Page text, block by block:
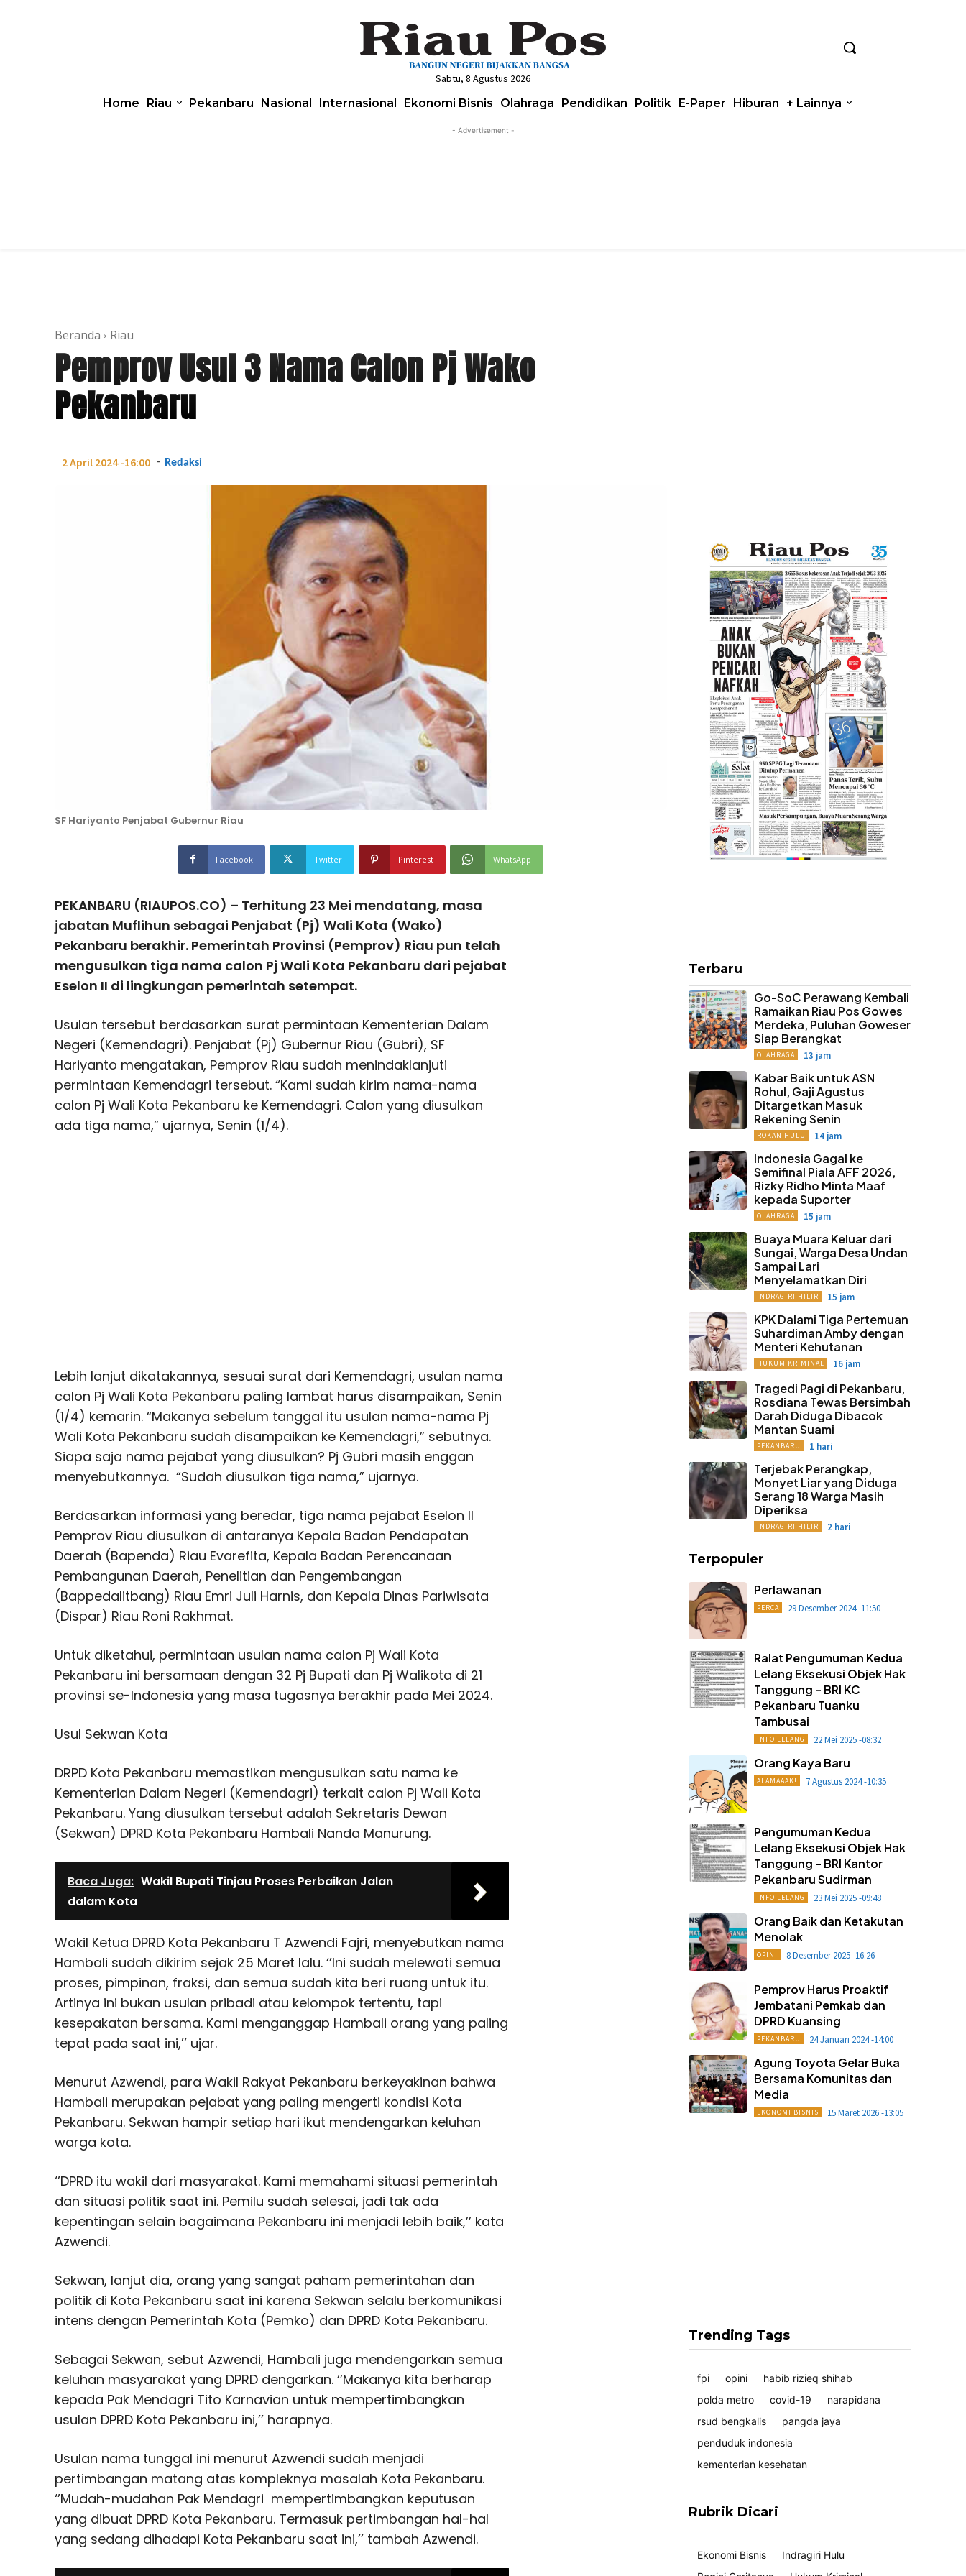
Sabtu, 8 Agustus 2026
Home Riau Pekanbaru Nasional Internasional Ekonomi Bisnis Olahraga Pendidikan Politik E-Paper Hiburan + Lainnya
- Advertisement -
Beranda Riau
Pemprov Usul 3 Nama Calon Pj Wako
Pekanbaru
2 April 2024 -16:00 - Redaksi
SF Hariyanto Penjabat Gubernur Riau
Facebook Twitter Pinterest WhatsApp
PEKANBARU (RIAUPOS.CO) – Terhitung 23 Mei mendatang, masa
jabatan Muflihun sebagai Penjabat (Pj) Wali Kota (Wako)
Pekanbaru berakhir. Pemerintah Provinsi (Pemprov) Riau pun telah
mengusulkan tiga nama calon Pj Wali Kota Pekanbaru dari pejabat
Eselon II di lingkungan pemerintah setempat.
Usulan tersebut berdasarkan surat permintaan Kementerian Dalam
Negeri (Kemendagri). Penjabat (Pj) Gubernur Riau (Gubri), SF
Hariyanto mengatakan, Pemprov Riau sudah menindaklanjuti
permintaan Kemendagri tersebut. “Kami sudah kirim nama-nama
calon Pj Wali Kota Pekanbaru ke Kemendagri. Calon yang diusulkan
ada tiga nama,” ujarnya, Senin (1/4).
Lebih lanjut dikatakannya, sesuai surat dari Kemendagri, usulan nama
calon Pj Wali Kota Pekanbaru paling lambat harus disampaikan, Senin
(1/4) kemarin. “Makanya sebelum tanggal itu usulan nama-nama Pj
Wali Kota Pekanbaru sudah disampaikan ke Kemendagri,” sebutnya.
Siapa saja nama pejabat yang diusulkan? Pj Gubri masih enggan
menyebutkannya. “Sudah diusulkan tiga nama,” ujarnya.
Berdasarkan informasi yang beredar, tiga nama pejabat Eselon II
Pemprov Riau diusulkan di antaranya Kepala Badan Pendapatan
Daerah (Bapenda) Riau Evarefita, Kepala Badan Perencanaan
Pembangunan Daerah, Penelitian dan Pengembangan
(Bappedalitbang) Riau Emri Juli Harnis, dan Kepala Dinas Pariwisata
(Dispar) Riau Roni Rakhmat.
Untuk diketahui, permintaan usulan nama calon Pj Wali Kota
Pekanbaru ini bersamaan dengan 32 Pj Bupati dan Pj Walikota di 21
provinsi se-Indonesia yang masa tugasnya berakhir pada Mei 2024.
Usul Sekwan Kota
DRPD Kota Pekanbaru memastikan mengusulkan satu nama ke
Kementerian Dalam Negeri (Kemendagri) terkait calon Pj Wali Kota
Pekanbaru. Yang diusulkan tersebut adalah Sekretaris Dewan
(Sekwan) DPRD Kota Pekanbaru Hambali Nanda Manurung.
Baca Juga: Wakil Bupati Tinjau Proses Perbaikan Jalan
dalam Kota
Wakil Ketua DPRD Kota Pekanbaru T Azwendi Fajri, menyebutkan nama
Hambali sudah dikirim sejak 25 Maret lalu. ‘’Ini sudah melewati semua
proses, pimpinan, fraksi, dan semua sudah kita beri ruang untuk itu.
Artinya ini bukan usulan pribadi atau kelompok tertentu, tapi
kesepakatan bersama. Kami menganggap Hambali orang yang paling
tepat pada saat ini,’’ ujar.
Menurut Azwendi, para Wakil Rakyat Pekanbaru berkeyakinan bahwa
Hambali merupakan pejabat yang paling mengerti kondisi Kota
Pekanbaru. Sekwan hampir setiap hari ikut mendengarkan keluhan
warga kota.
‘’DPRD itu wakil dari masyarakat. Kami memahami situasi pemerintah
dan situasi politik saat ini. Pemilu sudah selesai, jadi tak ada
kepentingan selain bagaimana Pekanbaru ini menjadi lebih baik,’’ kata
Azwendi.
Sekwan, lanjut dia, orang yang sangat paham pemerintahan dan
politik di Kota Pekanbaru saat ini karena Sekwan selalu berkomunikasi
intens dengan Pemerintah Kota (Pemko) dan DPRD Kota Pekanbaru.
Sebagai Sekwan, sebut Azwendi, Hambali juga mendengarkan semua
keluhan masyarakat yang DPRD dengarkan. ‘’Makanya kita berharap
kepada Pak Mendagri Tito Karnavian untuk mempertimbangkan
usulan DPRD Kota Pekanbaru ini,’’ harapnya.
Usulan nama tunggal ini menurut Azwendi sudah menjadi
pertimbangan matang atas kompleknya masalah Kota Pekanbaru.
‘’Mudah-mudahan Pak Mendagri mempertimbangkan keputusan
yang dibuat DPRD Kota Pekanbaru. Termasuk pertimbangan hal-hal
yang sedang dihadapi Kota Pekanbaru saat ini,’’ tambah Azwendi.
Terbaru
Go-SoC Perawang Kembali
Ramaikan Riau Pos Gowes
Merdeka, Puluhan Goweser
Siap Berangkat
OLAHRAGA 13 jam
Kabar Baik untuk ASN
Rohul, Gaji Agustus
Ditargetkan Masuk
Rekening Senin
ROKAN HULU 14 jam
Indonesia Gagal ke
Semifinal Piala AFF 2026,
Rizky Ridho Minta Maaf
kepada Suporter
OLAHRAGA 15 jam
Buaya Muara Keluar dari
Sungai, Warga Desa Undan
Sampai Lari
Menyelamatkan Diri
INDRAGIRI HILIR 15 jam
KPK Dalami Tiga Pertemuan
Suhardiman Amby dengan
Menteri Kehutanan
HUKUM KRIMINAL 16 jam
Tragedi Pagi di Pekanbaru,
Rosdiana Tewas Bersimbah
Darah Diduga Dibacok
Mantan Suami
PEKANBARU 1 hari
Terjebak Perangkap,
Monyet Liar yang Diduga
Serang 18 Warga Masih
Diperiksa
INDRAGIRI HILIR 2 hari
Terpopuler
Perlawanan
PERCA 29 Desember 2024 -11:50
Ralat Pengumuman Kedua
Lelang Eksekusi Objek Hak
Tanggung – BRI KC
Pekanbaru Tuanku
Tambusai
INFO LELANG 22 Mei 2025 -08:32
Orang Kaya Baru
ALAMAAAK! 7 Agustus 2024 -10:35
Pengumuman Kedua
Lelang Eksekusi Objek Hak
Tanggung – BRI Kantor
Pekanbaru Sudirman
INFO LELANG 23 Mei 2025 -09:48
Orang Baik dan Ketakutan
Menolak
OPINI 8 Desember 2025 -16:26
Pemprov Harus Proaktif
Jembatani Pemkab dan
DPRD Kuansing
PEKANBARU 24 Januari 2024 -14:00
Agung Toyota Gelar Buka
Bersama Komunitas dan
Media
EKONOMI BISNIS 15 Maret 2026 -13:05
Trending Tags
fpi opini
habib rizieq shihab
polda metro
covid-19
narapidana
rsud bengkalis
pangda jaya
penduduk indonesia
kementerian kesehatan
Rubrik Dicari
Ekonomi Bisnis
Indragiri Hulu